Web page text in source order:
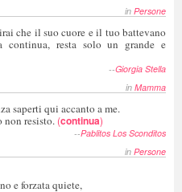
in Persone
che il suo cuore e il tuo battevano
resta solo un grande e
--Giorgia Stella
in Mamma
saperti qui accanto a me.
non resisto. (continua)
--Pablitos Los Sconditos
in Persone
e forzata quiete,